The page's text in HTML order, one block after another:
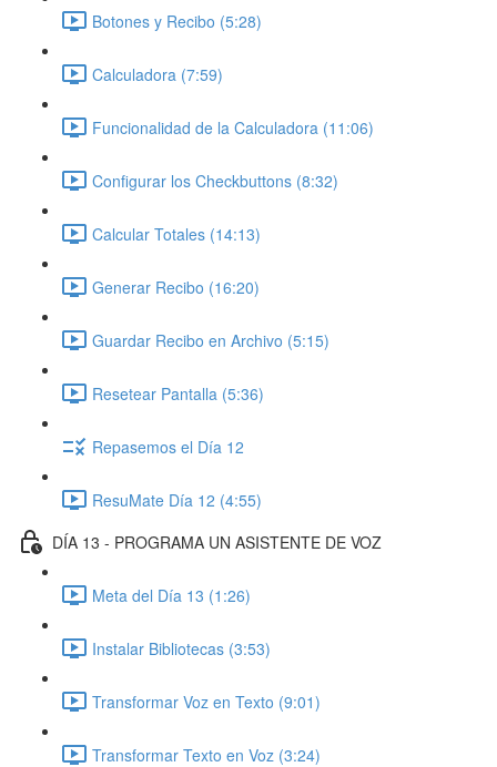
Botones y Recibo (5:28)
Calculadora (7:59)
Funcionalidad de la Calculadora (11:06)
Configurar los Checkbuttons (8:32)
Calcular Totales (14:13)
Generar Recibo (16:20)
Guardar Recibo en Archivo (5:15)
Resetear Pantalla (5:36)
Repasemos el Día 12
ResuMate Día 12 (4:55)
DÍA 13 - PROGRAMA UN ASISTENTE DE VOZ
Meta del Día 13 (1:26)
Instalar Bibliotecas (3:53)
Transformar Voz en Texto (9:01)
Transformar Texto en Voz (3:24)